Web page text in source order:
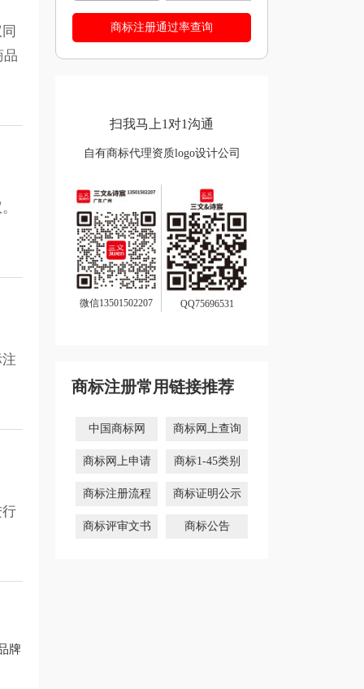
品
牌
扫我马上1对1沟通
自有商标代理资质logo设计公司
微信13501502207 QQ75696531
商标注册常用链接推荐
中国商标网 商标网上查询
商标网上申请 商标1-45类别
商标注册流程 商标证明公示
商标评审文书 商标公告